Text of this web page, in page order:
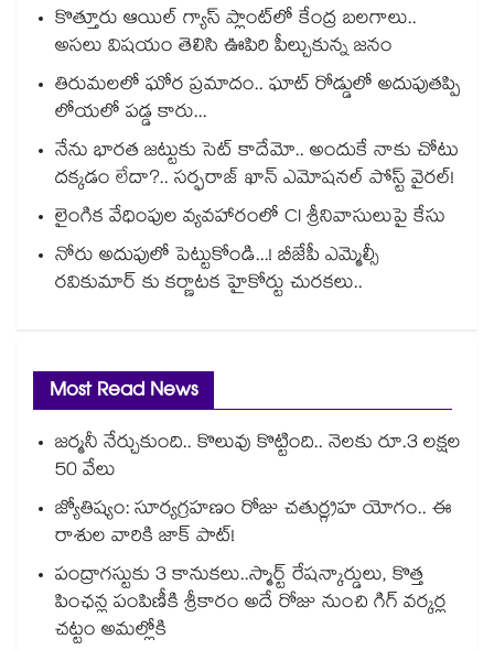
కొత్తూరు ఆయిల్ గ్యాస్⁪ ప్లాంట్⁫లో కేంద్ర బలగాలు..
అసలు విషయం తెలిసి ఊపిరి పీల్చుకున్న జనం
తిరుమలలో ఘోర ప్రమాదం.. ఘాట్ రోడ్డులో అదుపుతప్పి
లోయలో పడ్డ కారు...
నేను భారత జట్టుకు సెట్ కాదేమో.. అందుకే నాకు చోటు
దక్కడం లేదా?.. సర్ఫరాజ్ ఖాన్ ఎమోషనల్ పోస్ట్ వైరల్!
లైంగిక వేధింపుల వ్యవహారంలో CI శ్రీనివాసులుపై కేసు
నోరు అదుపులో పెట్టుకోండి...! బీజేపీ ఎమ్మెల్సీ
రవికుమార్ కు కర్ణాటక హైకోర్టు చురకలు..
Most Read News
జర్మనీ నేర్చుకుంది.. కొలువు కొట్టింది.. నెలకు రూ.3 లక్షల
50 వేలు
జ్యోతిష్యం: సూర్యగ్రహణం రోజు చతుర్గ్రహ యోగం.. ఈ
రాశుల వారికి జాక్ పాట్!
పంద్రాగస్టుకు 3 కానుకలు..స్మార్ట్ రేషన్కార్డులు, కొత్త
పింఛన్ల పంపిణీకి శ్రీకారం అదే రోజు నుంచి గిగ్ వర్కర్ల
చట్టం అమల్లోకి